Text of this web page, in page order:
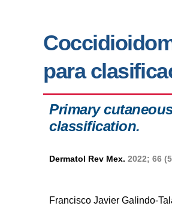
para
Primary
classification.
Dermatol Rev Mex. 2022; 66
Francisco Javier Galindo-